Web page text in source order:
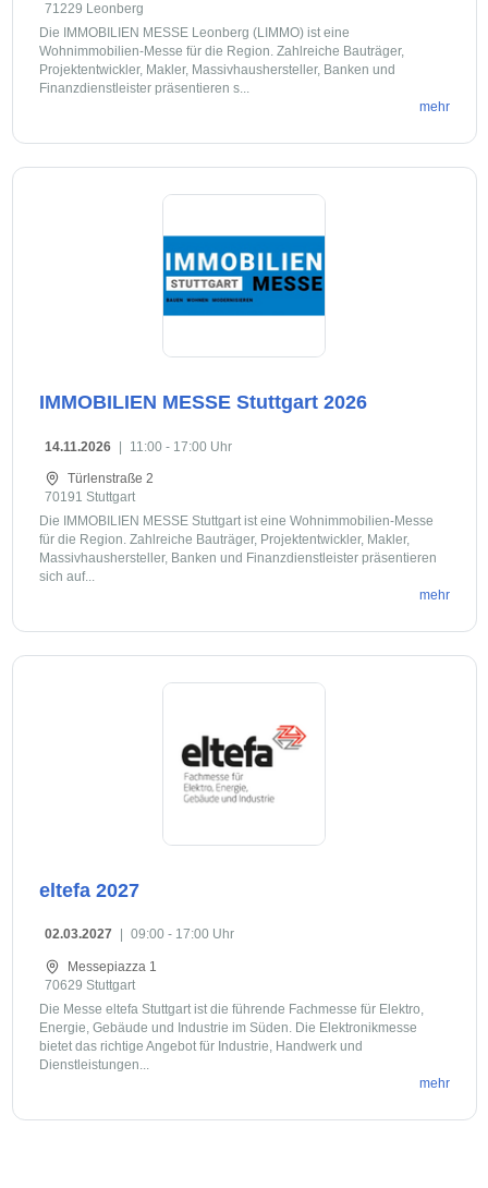
71229 Leonberg
Die IMMOBILIEN MESSE Leonberg (LIMMO) ist eine
Wohnimmobilien-Messe für die Region. Zahlreiche Bauträger,
Projektentwickler, Makler, Massivhaushersteller, Banken und
Finanzdienstleister präsentieren s...
mehr
IMMOBILIEN MESSE Stuttgart 2026
14.11.2026 | 11:00 - 17:00 Uhr
Türlenstraße 2
70191 Stuttgart
Die IMMOBILIEN MESSE Stuttgart ist eine Wohnimmobilien-Messe
für die Region. Zahlreiche Bauträger, Projektentwickler, Makler,
Massivhaushersteller, Banken und Finanzdienstleister präsentieren
sich auf...
mehr
eltefa 2027
02.03.2027 09:00 - 17:00 Uhr
Messepiazza 1
70629 Stuttgart
Die Messe eltefa Stuttgart ist die führende Fachmesse für Elektro,
Energie, Gebäude und Industrie im Süden. Die Elektronikmesse
bietet das richtige Angebot für Industrie, Handwerk und
Dienstleistungen...
mehr